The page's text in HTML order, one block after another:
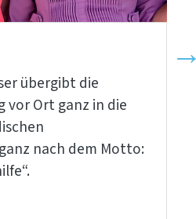
übergibt die
vor Ort ganz in die
nach dem Motto: